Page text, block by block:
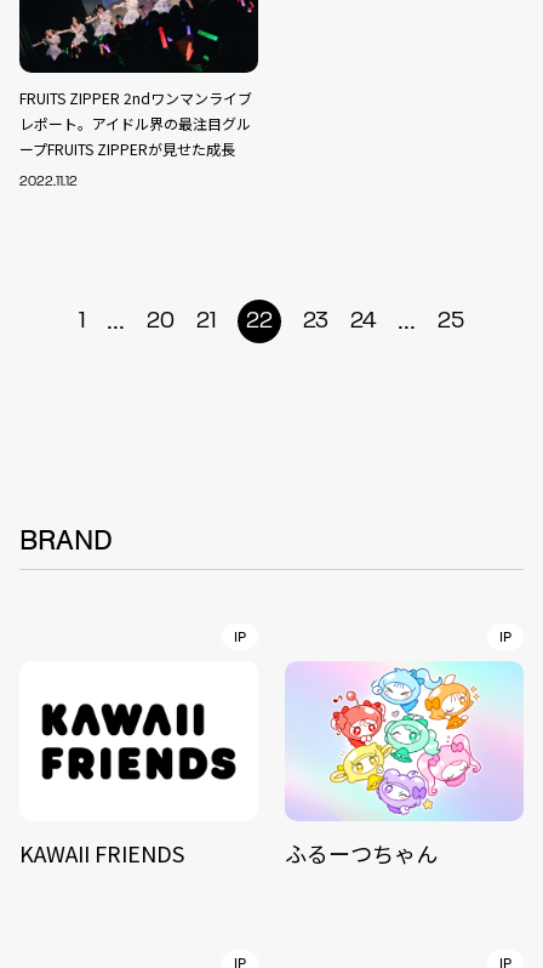
FRUITS ZIPPER 2ndワンマンライブ
レポート。アイドル界の最注目グル
ープFRUITS ZIPPERが見せた成長
2022.11.12
1 ... 20 21 22 23 24 ... 25
BRAND
IP
KAWAII FRIENDS
IP
ふるーつちゃん
IP IP